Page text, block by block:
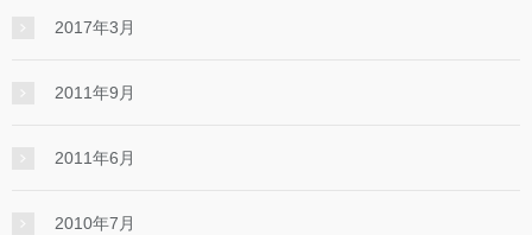
2017年3月
2011年9月
2011年6月
2010年7月